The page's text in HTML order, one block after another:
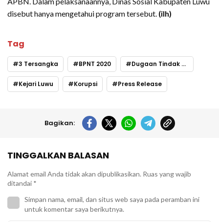
disebut hanya mengetahui program tersebut. (ilh)
Tag
3 Tersangka BPNT 2020 Dugaan Tindak Pidana Korupsi
Kejari Luwu Korupsi Press Release
Bagikan:
TINGGALKAN BALASAN
Alamat email Anda tidak akan dipublikasikan. Ruas yang wajib
ditandai *
Simpan nama, email, dan situs web saya pada peramban ini
untuk komentar saya berikutnya.